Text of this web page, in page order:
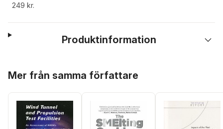
249 kr.
Produktinformation
Mer från samma författare